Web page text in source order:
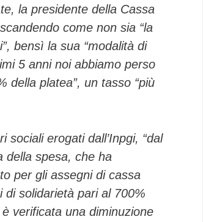
la presidente della Cassa
come non sia “la
bensì la sua “modalità di
5 anni noi abbiamo perso
della platea”, un tasso “più
erogati dall’Inpgi, “dal
della spesa, che ha
per gli assegni di cassa
solidarietà pari al 700%
verificata una diminuzione